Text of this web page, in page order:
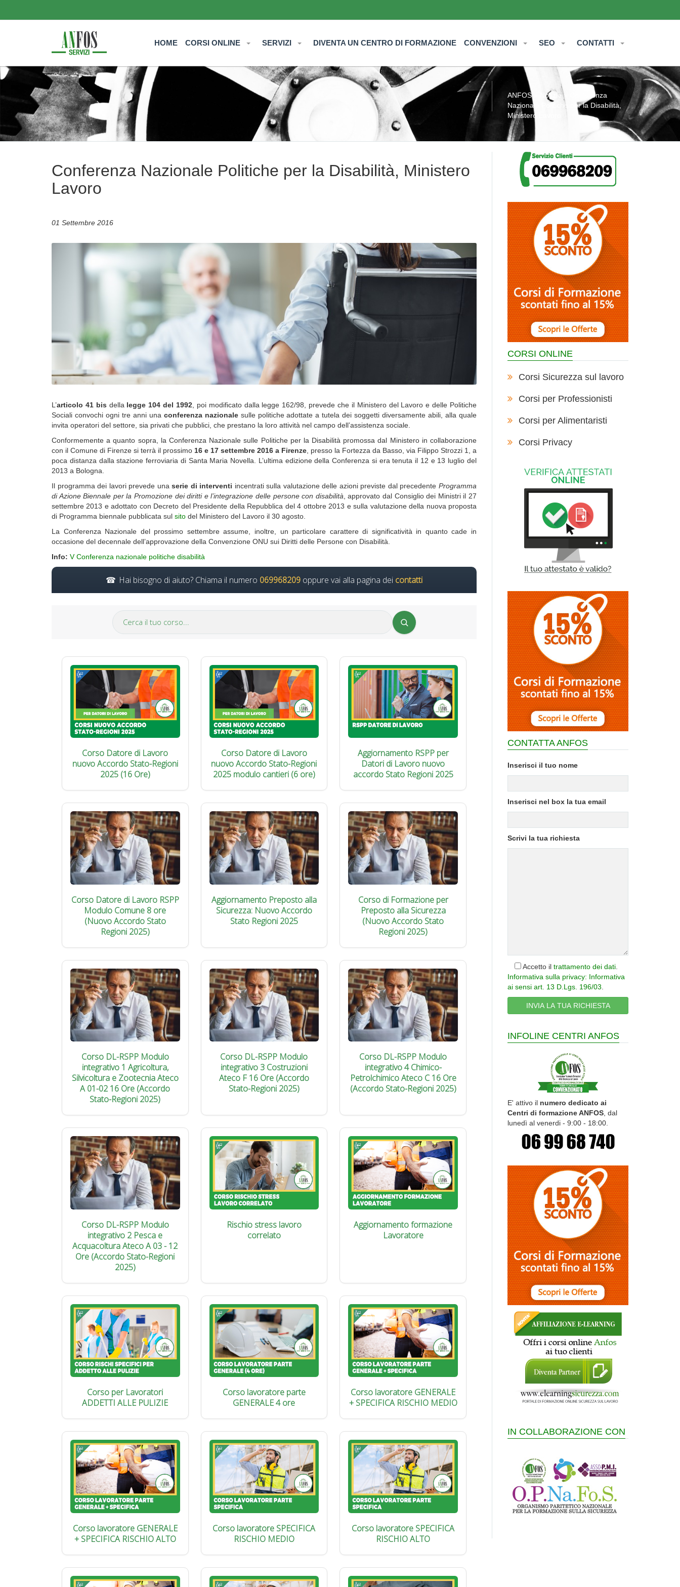
HOME CORSI ONLINE SERVIZI DIVENTA UN CENTRO DI FORMAZIONE CONVENZIONI SEO CONTATTI
ANFOS» Notizie» Conferenza
Nazionale Politiche per la Disabilità,
Ministero Lavoro
Conferenza Nazionale Politiche per la Disabilità, Ministero
Lavoro
01 Settembre 2016
L’articolo 41 bis della legge 104 del 1992 , poi modificato dalla legge 162/98, prevede che il Ministero del Lavoro e delle Politiche
Sociali convochi ogni tre anni una conferenza nazionalesulle politiche adottate a tutela dei soggetti diversamente abili, alla quale
invita operatori del settore, sia privati che pubblici, che prestano la loro attività nel campo dell’assistenza sociale.
Conformemente a quanto sopra, la Conferenza Nazionale sulle Politiche per la Disabilità promossa dal Ministero in collaborazione
con il Comune di Firenze si terrà il prossimo 16 e 17 settembre 2016 a Firenze , presso la Fortezza da Basso, via Filippo Strozzi 1, a
poca distanza dalla stazione ferroviaria di Santa Maria Novella. L’ultima edizione della Conferenza si era tenuta il 12 e 13 luglio del
2013 a Bologna.
Il programma dei lavori prevede unaserie di interventi incentrati sulla valutazione delle azioni previste dal precedenteProgramma
di Azione Biennale per la Promozione dei diritti e l’integrazione delle persone con disabilità , approvato dal Consiglio dei Ministri il 27
settembre 2013 e adottato con Decreto del Presidente della Repubblica del 4 ottobre 2013 e sulla valutazione della nuova proposta
di Programma biennale pubblicata sul sito del Ministero del Lavoro il 30 agosto.
La Conferenza Nazionale del prossimo settembre assume, inoltre, un particolare carattere di significatività in quanto cade in
occasione del decennale dell’approvazione della Convenzione ONU sui Diritti delle Persone con Disabilità.
Info: V Conferenza nazionale politiche disabilità
Hai bisogno di aiuto? Chiama il numero 069968209 oppure vai alla pagina dei contatti
Corso Datore di Lavoro
nuovo Accordo Stato-Regioni
2025 (16 Ore)
Corso Datore di Lavoro
nuovo Accordo Stato-Regioni
2025 modulo cantieri (6 ore)
Aggiornamento RSPP per
Datori di Lavoro nuovo
accordo Stato Regioni 2025
Corso Datore di Lavoro RSPP
Modulo Comune 8 ore
(Nuovo Accordo Stato
Regioni 2025)
Aggiornamento Preposto alla
Sicurezza: Nuovo Accordo
Stato Regioni 2025
Corso di Formazione per
Preposto alla Sicurezza
(Nuovo Accordo Stato
Regioni 2025)
Corso DL-RSPP Modulo
integrativo 1 Agricoltura,
Silvicoltura e Zootecnia Ateco
A 01-02 16 Ore (Accordo
Stato-Regioni 2025)
Corso DL-RSPP Modulo
integrativo 3 Costruzioni
Ateco F 16 Ore (Accordo
Stato-Regioni 2025)
Corso DL-RSPP Modulo
integrativo 4 Chimico-
Petrolchimico Ateco C 16 Ore
(Accordo Stato-Regioni 2025)
Corso DL-RSPP Modulo
integrativo 2 Pesca e
Acquacoltura Ateco A 03 - 12
Ore (Accordo Stato-Regioni
2025)
Rischio stress lavoro
correlato
Aggiornamento formazione
Lavoratore
Corso per Lavoratori
ADDETTI ALLE PULIZIE
Corso lavoratore parte
GENERALE 4 ore
Corso lavoratore GENERALE
+ SPECIFICA RISCHIO MEDIO
Corso lavoratore GENERALE
+ SPECIFICA RISCHIO ALTO
Corso lavoratore SPECIFICA
RISCHIO MEDIO
Corso lavoratore SPECIFICA
RISCHIO ALTO
CORSI ONLINE
Corsi Sicurezza sul lavoro
Corsi per Professionisti
Corsi per Alimentaristi
Corsi Privacy
CONTATTA ANFOS
Inserisci il tuo nome
Inserisci nel box la tua email
Scrivi la tua richiesta
Accetto il trattamento dei dati
Informativa sulla privacy: Informativa
ai sensi art. 13 D.Lgs. 196/03
INFOLINE CENTRI ANFOS
E' attivo il numero dedicato ai
Centri di formazione ANFOS , dal
lunedì al venerdi - 9:00 - 18:00.
IN COLLABORAZIONE CON